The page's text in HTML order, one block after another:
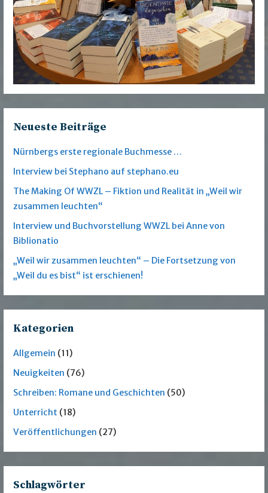
Neueste Beiträge
Nürnbergs erste regionale Buchmesse …
Interview bei Stephano auf stephano.eu
The Making Of WWZL – Fiktion und Realität in „Weil wir
zusammen leuchten“
Interview und Buchvorstellung WWZL bei Anne von
Biblionatio
„Weil wir zusammen leuchten“ – Die Fortsetzung von
„Weil du es bist“ ist erschienen!
Kategorien
Allgemein (11)
Neuigkeiten (76)
Schreiben: Romane und Geschichten (50)
Unterricht (18)
Veröffentlichungen (27)
Schlagwörter